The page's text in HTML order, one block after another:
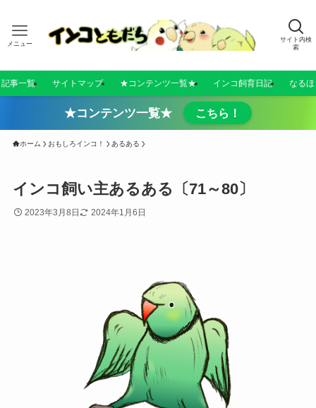
サイト内検
索
メニュー
事一覧 サイトマップ ★コンテンツ一覧★ インコ飼育日記 なる
★コンテンツ一覧★ こちら！
ホーム おもしろインコ！ あるある
インコ飼い主あるある〔71～80〕
2023年3月8日 2024年1月6日